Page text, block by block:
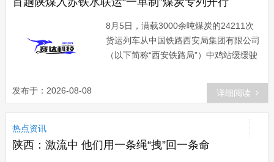
8月5日，满载3000余吨煤炭的24211次
货运列车从中国铁路西安局集团有限公司
（以下简称“西安铁路局”）中鸡站缓缓驶
州港转由水路运输，最终抵达邳州港。这
发布于：2026-08-08 详细阅读
热点资讯
陕西：激流中 他们用一条绳“拽”回一条命